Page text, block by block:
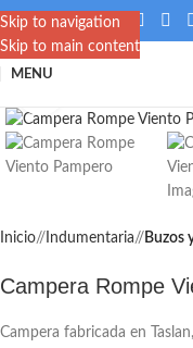
Skip to navigation
Skip to main content
MENU
Inicio/ Indumentaria/ Buzos
Campera Rompe
Campera fabricada en